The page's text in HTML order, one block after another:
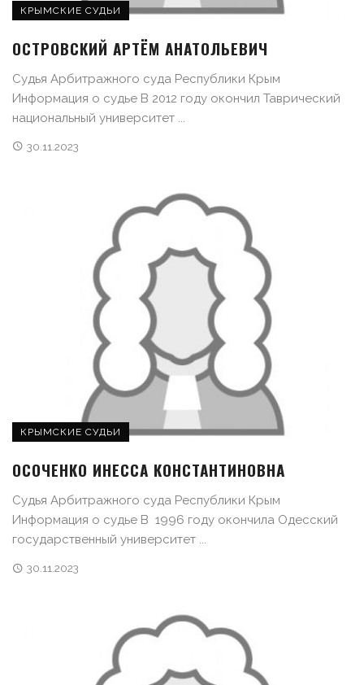
КРЫМСКИЕ СУДЬИ
ОСТРОВСКИЙ АРТЁМ АНАТОЛЬЕВИЧ
Судья Арбитражного суда Республики Крым
Информация о судье В 2012 году окончил Таврический
национальный университет ...
30.11.2023
КРЫМСКИЕ СУДЬИ
ОСОЧЕНКО ИНЕССА КОНСТАНТИНОВНА
Судья Арбитражного суда Республики Крым
Информация о судье В 1996 году окончила Одесский
государственный университет ...
30.11.2023